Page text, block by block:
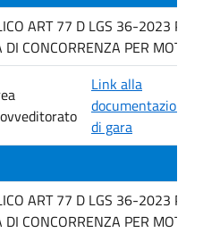
ART 77 D LGS 36-2023 PER
DI CONCORRENZA PER MOTIVI
Link alla
documentazione
di gara
ART 77 D LGS 36-2023 PER
DI CONCORRENZA PER MOTIVI